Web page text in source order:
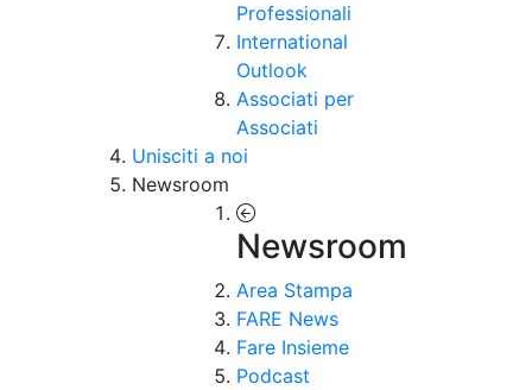
Professionali
International
Outlook
Associati per
Associati
Unisciti a noi
Newsroom
Newsroom
Area Stampa
FARE News
Fare Insieme
Podcast